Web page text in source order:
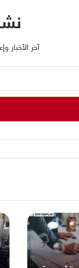
آخر الأخبار